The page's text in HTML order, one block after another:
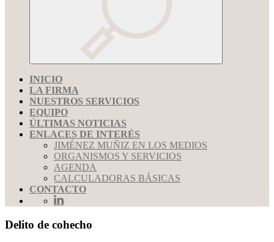
INICIO
LA FIRMA
NUESTROS SERVICIOS
EQUIPO
ÚLTIMAS NOTICIAS
ENLACES DE INTERÉS
JIMÉNEZ MUÑIZ EN LOS MEDIOS
ORGANISMOS Y SERVICIOS
AGENDA
CALCULADORAS BÁSICAS
CONTACTO
Delito de cohecho